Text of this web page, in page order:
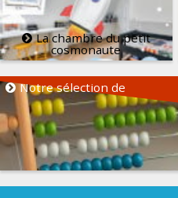
La chambre du petit
cosmonaute
Notre sélection de